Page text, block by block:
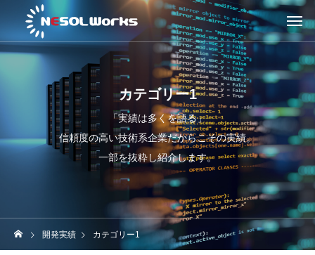
カテゴリー1
「実績は多くを語る」
信頼度の高い技術系企業だからこその実績。
一部を抜粋し紹介します。
開発実績 カテゴリー1